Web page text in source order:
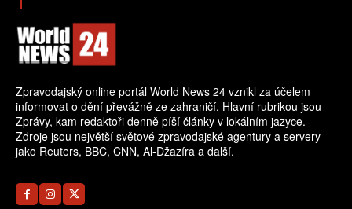
Zpravodajský online portál World News 24 vznikl za účelem
informovat o dění převážně ze zahraničí. Hlavní rubrikou jsou
Zprávy, kam redaktoři denně píší články v lokálním jazyce.
Zdroje jsou největší světové zpravodajské agentury a servery
jako Reuters, BBC, CNN, Al-Džazíra a další.